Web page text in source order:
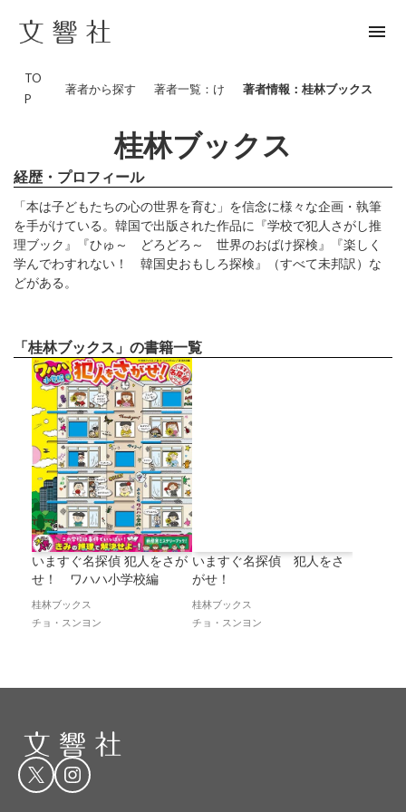
menu
TO
P
著者から探す 著者一覧：け 著者情報：桂林ブックス
桂林ブックス
経歴・プロフィール
「本は子どもたちの心の世界を育む」を信念に様々な企画・執筆
を手がけている。韓国で出版された作品に『学校で犯人さがし推
理ブック』『ひゅ～ どろどろ～ 世界のおばけ探検』『楽しく
学んでわすれない！ 韓国史おもしろ探検』（すべて未邦訳）な
どがある。
「桂林ブックス」の書籍一覧
いますぐ名探偵 犯人をさが
せ！ ワハハ小学校編
桂林ブックス
チョ・スンヨン
いますぐ名探偵 犯人をさ
がせ！
桂林ブックス
チョ・スンヨン